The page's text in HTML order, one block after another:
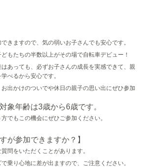
きますので、気の弱いお子さんでも安心です。
もたちの半数以上がその場で自転車デビュー！
あっても、必ずお子さんの成長を実感できて、親
べるから安心です。
出かけのついでや休日の親子の思い出にぜひ参加
象年齢は3歳から6歳です。
でもこの機会にぜひご参加ください。
が参加できますか？】
問をいただくことがあります。
乗り心地に差が出ますので、ご注意ください。